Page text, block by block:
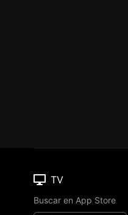
TV
Buscar en App Store